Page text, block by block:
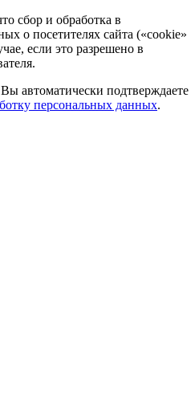
сбор и обработка в
о посетителях сайта («cookie»
если это разрешено в
автоматически подтверждаете
персональных данных.